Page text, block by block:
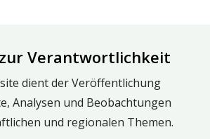
Verantwortlichkeit
dient der Veröffentlichung
Analysen und Beobachtungen
und regionalen Themen.